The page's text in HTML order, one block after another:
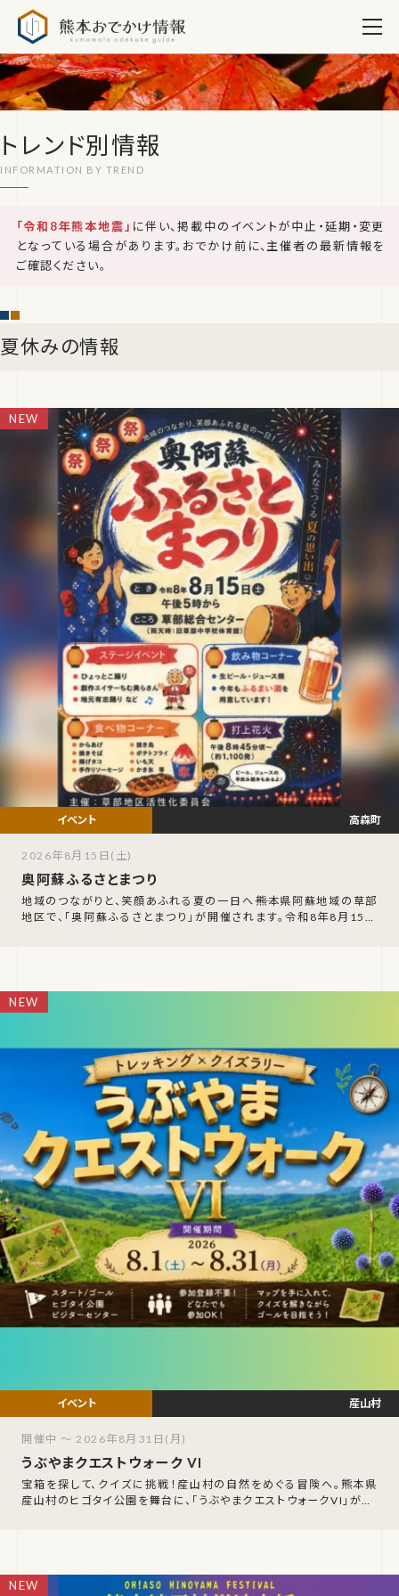
トレンド別情報
「令和8年熊本地震」 に伴い、掲載中のイベントが中止・延期・変更
となっている場合があります。おでかけ前に、主催者の最新情報を
ご確認ください。
夏休みの情報
奥阿蘇ふるさとまつり
地域のつながりと、笑顔あふれる夏の一日へ――熊本県阿蘇地域の草部
地区で、「奥阿蘇ふるさとまつり」が開催されます。令和8年8月15日
高森町
2026年8月15日(土)
うぶやまクエストウォーク VI
宝箱を探して、クイズに挑戦！産山村の自然をめぐる冒険へ。熊本県
産山村のヒゴタイ公園を舞台に、「うぶやまクエストウォークVI」が20
産山村
開催中 ～ 2026年8月31日(月)